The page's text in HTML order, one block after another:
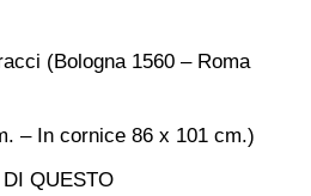
(Bologna 1560 – Roma
– In cornice 86 x 101 cm.)
QUESTO